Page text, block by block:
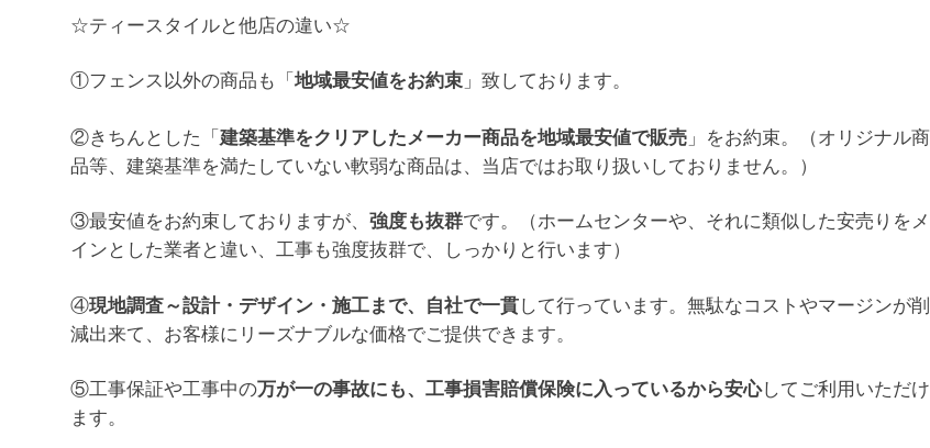
☆ティースタイルと他店の違い☆
①フェンス以外の商品も「地域最安値をお約束 」致しております。
②きちんとした「建築基準をクリアしたメーカー商品を地域最安値で販売 」をお約束。（オリジナル商
品等、建築基準を満たしていない軟弱な商品は、当店ではお取り扱いしておりません。）
③最安値をお約束しておりますが、 強度も抜群です。（ホームセンターや、それに類似した安売りをメ
インとした業者と違い、工事も強度抜群で、しっかりと行います）
④現地調査～設計・デザイン・施工まで、自社で一貫して行っています。無駄なコストやマージンが削
減出来て、お客様にリーズナブルな価格でご提供できます。
⑤工事保証や工事中の万が一の事故にも、工事損害賠償保険に入っているから安心してご利用いただけ
ます。